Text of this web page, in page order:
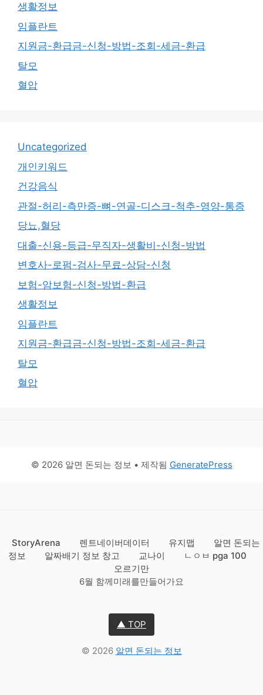
생활정보
임플란트
지원금-환급금-신청-방법-조회-세금-환급
탈모
혈압
Uncategorized
개인키워드
건강음식
관절-허리-측만증-뼈-연골-디스크-척추-영양-통증
당뇨,혈당
대출-신용-등급-무직자-생활비-신청-방법
변호사-로펌-검사-무료-상담-신청
보험-암보험-신청-방법-환급
생활정보
임플란트
지원금-환급금-신청-방법-조회-세금-환급
탈모
혈압
© 2026 알면 돈되는 정보 • 제작됨 GeneratePress
StoryArena 렌트네이버데이터 유지맵
알면 돈되는
정보
알짜배기 정보 창고 교나이
ㄴㅇㅂ pga 100
오르기만
6월 함께미래를만들어가요
▲ TOP
© 2026 알면 돈되는 정보